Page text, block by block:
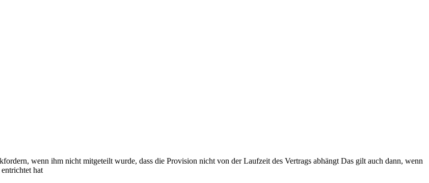
wenn ihm nicht mitgeteilt wurde, dass die Provision nicht von der Laufzeit des Vertrags abhängt Das gilt auch dann, wenn
hat